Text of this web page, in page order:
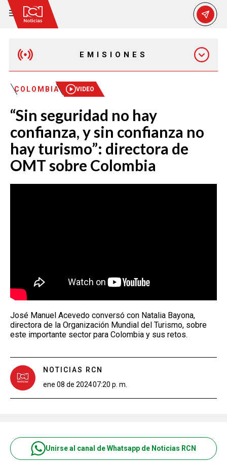
EMISIONES
MAÑANA EXPRESS
EMISIÓN 12:30 PM
EMISIÓN 7:00 PM
EMISIÓN 11:30 PM
COLOMBIA VIDEO
“Sin seguridad no hay
confianza, y sin confianza no
hay turismo”: directora de
OMT sobre Colombia
José Manuel Acevedo conversó con Natalia Bayona,
directora de la Organización Mundial del Turismo, sobre
este importante sector para Colombia y sus retos.
NOTICIAS RCN
ene 08 de 202407:20 p. m.
Unirse al canal de Whatsapp de Noticias RCN